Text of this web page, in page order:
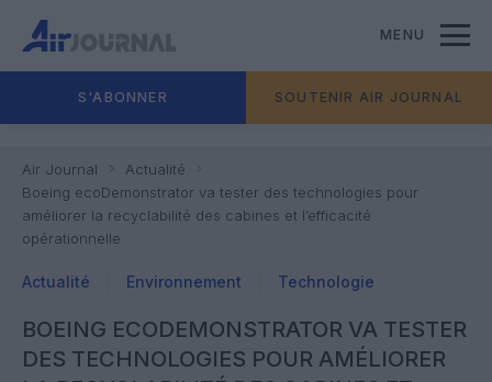
MENU
S'ABONNER SOUTENIR AIR JOURNAL
Air Journal
Actualité
Boeing ecoDemonstrator va tester des technologies pour
améliorer la recyclabilité des cabines et l’efficacité
opérationnelle
Actualité Environnement Technologie
BOEING ECODEMONSTRATOR VA TESTER
DES TECHNOLOGIES POUR AMÉLIORER